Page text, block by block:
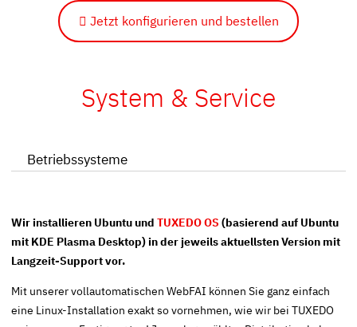
Jetzt konfigurieren und bestellen
System & Service
Betriebssysteme
Wir installieren Ubuntu undTUXEDO OS (basierend auf Ubuntu
mit KDE Plasma Desktop) in der jeweils aktuellsten Version mit
Langzeit-Support vor.
Mit unserer vollautomatischenWebFAI können Sie ganz einfach
eine Linux-Installation exakt so vornehmen, wie wir bei TUXEDO